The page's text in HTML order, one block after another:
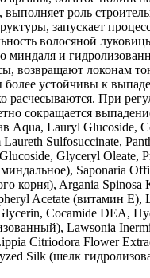
роль
запускает
волосяной
миндаля и
возвращают локонам
устойчивы к
расчесываются. При
сокращается
Aqua, Lauryl Glucoside,
Sulfosuccinate,
Glyceryl Oleate,
Saponaria
корня), Argania Spinosa
Acetate (витамин Е),
Cocamide DEA,
Lawsonia
Citriodora Flower
Silk (шелк